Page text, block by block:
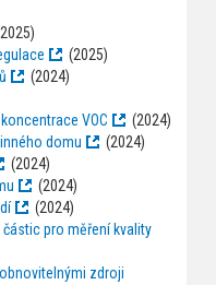
(2025)
(2024)
VOC
(2024)
domu
(2024)
(2024)
(2024)
(2024)
pro měření kvality
zdroji